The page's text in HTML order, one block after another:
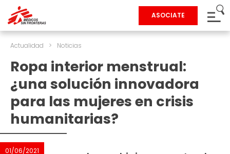
ASOCIATE
Actualidad > Noticias
Ropa interior menstrual:
¿una solución innovadora
para las mujeres en crisis
humanitarias?
01/06/2021